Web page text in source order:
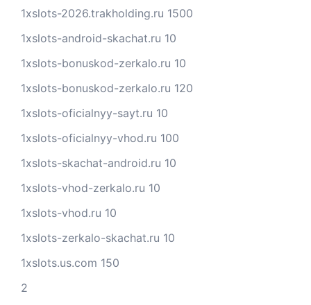
1xslots-2026.trakholding.ru 1500
1xslots-android-skachat.ru 10
1xslots-bonuskod-zerkalo.ru 10
1xslots-bonuskod-zerkalo.ru 120
1xslots-oficialnyy-sayt.ru 10
1xslots-oficialnyy-vhod.ru 100
1xslots-skachat-android.ru 10
1xslots-vhod-zerkalo.ru 10
1xslots-vhod.ru 10
1xslots-zerkalo-skachat.ru 10
1xslots.us.com 150
2